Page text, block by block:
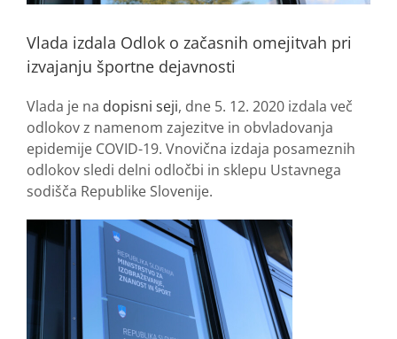
Vlada izdala Odlok o začasnih omejitvah pri
izvajanju športne dejavnosti
Vlada je na dopisni seji, dne 5. 12. 2020 izdala več
odlokov z namenom zajezitve in obvladovanja
epidemije COVID-19. Vnovična izdaja posameznih
odlokov sledi delni odločbi in sklepu Ustavnega
sodišča Republike Slovenije.